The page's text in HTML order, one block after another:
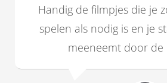
Handig de filmpjes die je
spelen als nodig is en je
meeneemt door de